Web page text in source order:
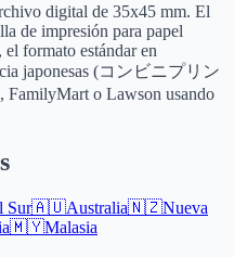
digital de 35x45 mm. El
de impresión para papel
formato estándar en
japonesas (コンビニプリン
FamilyMart o Lawson usando
Sur🇦🇺Australia🇳🇿Nueva
🇲🇾Malasia